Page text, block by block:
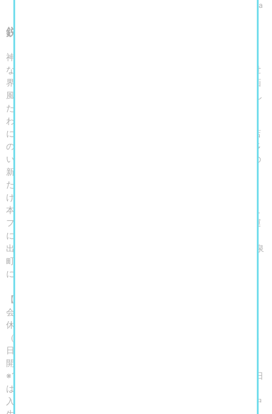
yukaringosha
鋭い直線で描く独特なスタイル
神経を突き刺すような黒い描線と、現実と非現実の間を漂うよう
な、鈍い色彩に覆われた画面。ベルナール・ビュフェは、第二次世
界大戦後、混迷する時代の閉塞感と不安を可視化したともいえる画
風を確立し、20歳を目前にして、一躍世界の画壇の寵児となりまし
た。
わが国でも、1960年代以降の安保闘争や学生運動が激化した時代
に、その虚無的なイメージは熱狂的に受け入れられ、街頭や喫茶店
の一角にも掲げられたビュフェ作品を、目にしたことがある方も多
いと思います。その後もビュフェは、抽象表現へと突き進む美術の
新しい動向に追随することなく、独自の具象表現を貫き続けまし
た。しかしそのことで、通俗的、商業主義的と世間から批判を受
け、次第に美術界から距離を置くようになりました。
本展では、これまで美術の歴史の中で語られることがなかったビュ
フェ作品を改めて問い直し、ピカソに並ぶ巨匠として再評価の機運
にある、彼の視線の中にあった真実(リアル)を探ります。
出品作品は、世界で唯一のベルナール・ビュフェ美術館(静岡県長泉
町)の所蔵作品から、彼が慈しみ描いた昆虫や静物のかたちを中心
に、油彩、版画、資料ほか約60点を精選し紹介します。
【開催概要】
会期：2025年10月4日（土）～12月14日（日）
休館日：月曜日、10月14日（火）、11月4日（火）、11月25日
（火）※ただし10月13日（月・祝）、11月3日（月・祝）、11月24
日（月・振替休日）は開館
開館時間：10：00～17：00（入館は16：30まで）
※10月17日（金）、10月31日（金）、11月14日（金）の夜間開館日
は19：30まで開館（入館は19：00まで）
入館料：一般 1,600（1,400）円／高大生 800（600）円／小中